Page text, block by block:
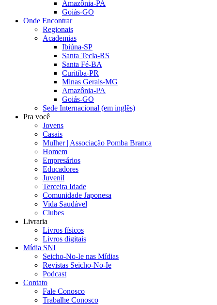
Amazônia-PA
Goiás-GO
Onde Encontrar
Regionais
Academias
Ibiúna-SP
Santa Tecla-RS
Santa Fé-BA
Curitiba-PR
Minas Gerais-MG
Amazônia-PA
Goiás-GO
Sede Internacional (em inglês)
Pra você
Jovens
Casais
Mulher | Associação Pomba Branca
Homem
Empresários
Educadores
Juvenil
Terceira Idade
Comunidade Japonesa
Vida Saudável
Clubes
Livraria
Livros físicos
Livros digitais
Mídia SNI
Seicho-No-Ie nas Mídias
Revistas Seicho-No-Ie
Podcast
Contato
Fale Conosco
Trabalhe Conosco